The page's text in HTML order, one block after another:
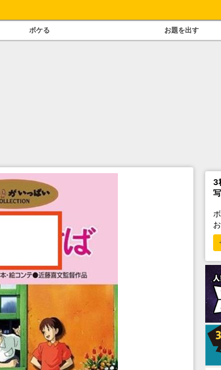
ボケる お題を出す
3